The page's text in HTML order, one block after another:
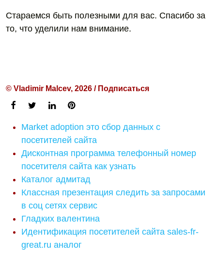
Стараемся быть полезными для вас. Спасибо за
то, что уделили нам внимание.
© Vladimir Malcev, 2026 / Подписаться
Market adoption это сбор данных с
посетителей сайта
Дисконтная программа телефонный номер
посетителя сайта как узнать
Каталог адмитад
Классная презентация следить за запросами
в соц сетях сервис
Гладких валентина
Идентификация посетителей сайта sales-fr-
great.ru аналог